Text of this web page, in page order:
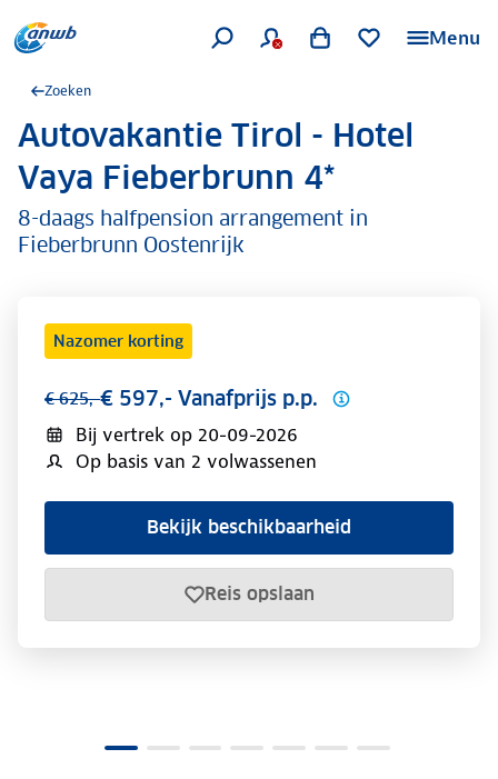
Menu
Zoeken
.Autovakantie Tirol - Hotel
Vaya Fieberbrunn 4*
8-daags halfpension arrangement in
Fieberbrunn Oostenrijk
Nazomer korting
€ 625,-€ 597,- Vanafprijs p.p.
Bij vertrek op 20-09-2026
Op basis van 2 volwassenen
Bekijk beschikbaarheid
Reis opslaan